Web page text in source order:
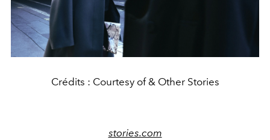
Crédits : Courtesy of & Other Stories
stories.com